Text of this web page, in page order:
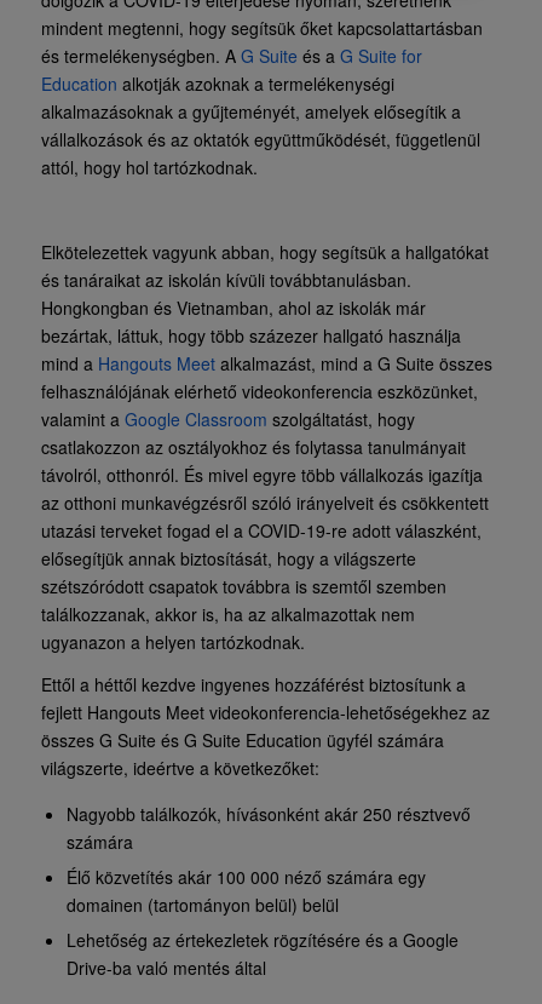
mindent megtenni, hogy segítsük őket kapcsolattartásban
és termelékenységben. A G Suite és a G Suite for
Education alkotják azoknak a termelékenységi
alkalmazásoknak a gyűjteményét, amelyek elősegítik a
vállalkozások és az oktatók együttműködését, függetlenül
attól, hogy hol tartózkodnak.
Elkötelezettek vagyunk abban, hogy segítsük a hallgatókat
és tanáraikat az iskolán kívüli továbbtanulásban.
Hongkongban és Vietnamban, ahol az iskolák már
bezártak, láttuk, hogy több százezer hallgató használja
mind a Hangouts Meetalkalmazást, mind a G Suite összes
felhasználójának elérhető videokonferencia eszközünket,
valamint a Google Classroom szolgáltatást, hogy
csatlakozzon az osztályokhoz és folytassa tanulmányait
távolról, otthonról. És mivel egyre több vállalkozás igazítja
az otthoni munkavégzésről szóló irányelveit és csökkentett
utazási terveket fogad el a COVID-19-re adott válaszként,
elősegítjük annak biztosítását, hogy a világszerte
szétszóródott csapatok továbbra is szemtől szemben
találkozzanak, akkor is, ha az alkalmazottak nem
ugyanazon a helyen tartózkodnak.
Ettől a héttől kezdve ingyenes hozzáférést biztosítunk a
fejlett Hangouts Meet videokonferencia-lehetőségekhez az
összes G Suite és G Suite Education ügyfél számára
világszerte, ideértve a következőket:
Nagyobb találkozók, hívásonként akár 250 résztvevő
számára
Élő közvetítés akár 100 000 néző számára egy
domainen (tartományon belül) belül
Lehetőség az értekezletek rögzítésére és a Google
Drive-ba való mentés által